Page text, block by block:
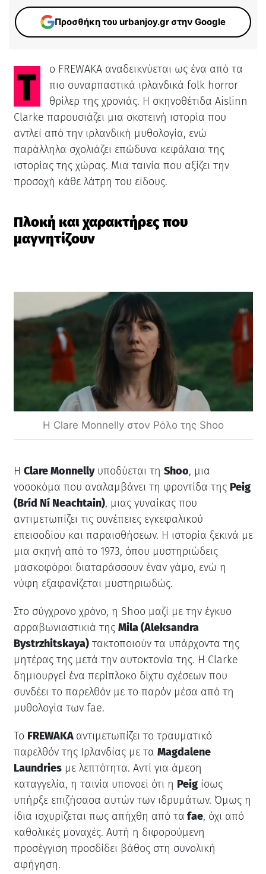
Προσθήκη του urbanjoy.gr στην Google
Το FREWAKA αναδεικνύεται ως ένα από τα
πιο συναρπαστικά ιρλανδικά folk horror
θρίλερ της χρονιάς. Η σκηνοθέτιδα Aislinn
Clarke παρουσιάζει μια σκοτεινή ιστορία που
αντλεί από την ιρλανδική μυθολογία, ενώ
παράλληλα σχολιάζει επώδυνα κεφάλαια της
ιστορίας της χώρας. Μια ταινία που αξίζει την
προσοχή κάθε λάτρη του είδους.
Πλοκή και χαρακτήρες που
μαγνητίζουν
H Clare Monnelly στον Ρόλο της Shoo
Η Clare Monnellyυποδύεται τη Shoo, μια
νοσοκόμα που αναλαμβάνει τη φροντίδα της Peig
(Bríd Ní Neachtain), μιας γυναίκας που
αντιμετωπίζει τις συνέπειες εγκεφαλικού
επεισοδίου και παραισθήσεων. Η ιστορία ξεκινά με
μια σκηνή από το 1973, όπου μυστηριώδεις
μασκοφόροι διαταράσσουν έναν γάμο, ενώ η
νύφη εξαφανίζεται μυστηριωδώς.
Στο σύγχρονο χρόνο, η Shoo μαζί με την έγκυο
αρραβωνιαστικιά της Mila (Aleksandra
Bystrzhitskaya)τακτοποιούν τα υπάρχοντα της
μητέρας της μετά την αυτοκτονία της. Η Clarke
δημιουργεί ένα περίπλοκο δίχτυ σχέσεων που
συνδέει το παρελθόν με το παρόν μέσα από τη
μυθολογία των fae.
Το FREWAKA αντιμετωπίζει το τραυματικό
παρελθόν της Ιρλανδίας με τα Magdalene
Laundriesμε λεπτότητα. Αντί για άμεση
καταγγελία, η ταινία υπονοεί ότι η Peigίσως
υπήρξε επιζήσασα αυτών των ιδρυμάτων. Όμως η
ίδια ισχυρίζεται πως απήχθη από τα fae, όχι από
καθολικές μοναχές. Αυτή η διφορούμενη
προσέγγιση προσδίδει βάθος στη συνολική
αφήγηση.